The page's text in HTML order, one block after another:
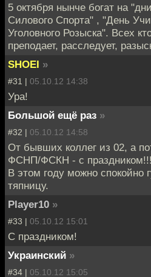
5 октября нынче богат на
Силового Спорта" , "День
Уголовного Розыска". Всех
преподает, расследует,
SHOEI »
#31 | 05.10.12 14:38
Ура!
Большой ещё раз »
#32 | 05.10.12 14:58
От бывших коллег из 02, а
ФСНП/ФСКН - с праздником!!!
В этом году можно спокойно
тяпницу.
Player10 »
#33 | 05.10.12 15:01
С праздником!
Украинский »
#34 | 05.10.12 15:05